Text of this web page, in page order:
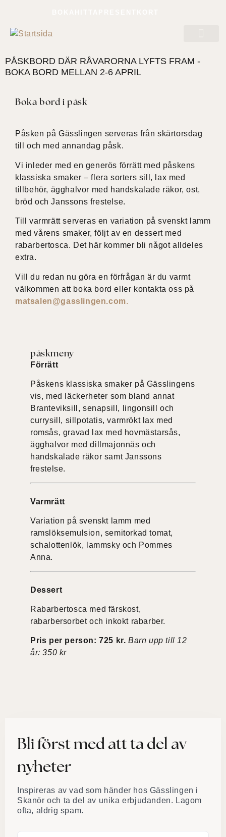
PÅSKBORD DÄR RÅVARORNA LYFTS FRAM -
BOKA BORD MELLAN 2-6 APRIL
Boka bord i påsk
Påsken på Gässlingen serveras från skärtorsdag
till och med annandag påsk.
Vi inleder med en generös förrätt med påskens
klassiska smaker – flera sorters sill, lax med
tillbehör, ägghalvor med handskalade räkor, ost,
bröd och Janssons frestelse.
Till varmrätt serveras en variation på svenskt lamm
med vårens smaker, följt av en dessert med
rabarbertosca. Det här kommer bli något alldeles
extra.
Vill du redan nu göra en förfrågan är du varmt
välkommen att boka bord eller kontakta oss på
matsalen@gasslingen.com.
påskmeny
Förrätt
Påskens klassiska smaker på Gässlingens
vis, med läckerheter som bland annat
Branteviksill, senapsill, lingonsill och
currysill, sillpotatis, varmrökt lax med
romsås, gravad lax med hovmästarsås,
ägghalvor med dillmajonnäs och
handskalade räkor samt Janssons
frestelse.
Varmrätt
Variation på svenskt lamm med
ramslöksemulsion, semitorkad tomat,
schalottenlök, lammsky och Pommes
Anna.
Dessert
Rabarbertosca med färskost,
rabarbersorbet och inkokt rabarber.
Pris per person: 725 kr. Barn upp till 12
år: 350 kr
Bli först med att ta del av
nyheter
Inspireras av vad som händer hos Gässlingen i
Skanör och ta del av unika erbjudanden. Lagom
ofta, aldrig spam.